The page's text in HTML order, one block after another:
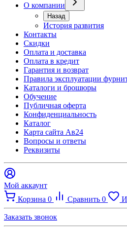
О компании
Назад
История развития
Контакты
Скидки
Оплата и доставка
Оплата в кредит
Гарантия и возврат
Правила эксплуатации
Каталоги и брошюры
Обучение
Публичная оферта
Конфиденциальность
Каталог
Карта сайта Ав24
Вопросы и ответы
Реквизиты
Мой аккаунт
Корзина 0 Сравнить 0
Заказать звонок